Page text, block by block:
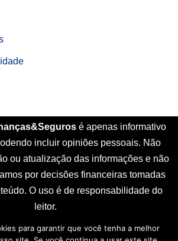
é apenas informativo
incluir opiniões pessoais. Não
ou atualização das informações e não
por decisões financeiras tomadas
O uso é de responsabilidade do
leitor.
Nós Contato
Disclaimer
para garantir que você tenha a melhor